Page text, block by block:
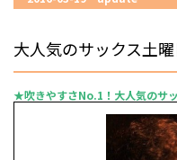
大人気のサックス土
★吹きやすさNo.1！大人気のサ